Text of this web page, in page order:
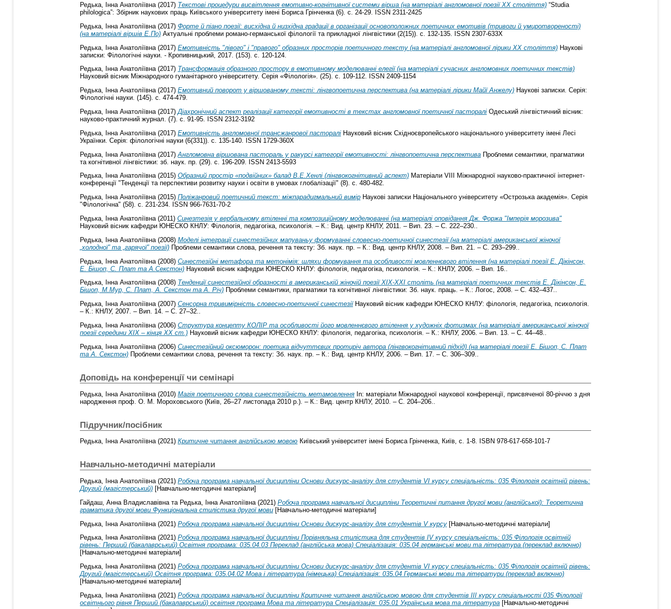
Редька, Інна Анатоліївна (2017) Текстові процедури висвітлення емотивно-когнітивної системи вірша (на матеріалі англомовної поезії XX століття) “Studia
philologica”: Збірник наукових праць Київського університету імені Бориса Грінченка (6). с. 24-29. ISSN 2311-2425
Редька, Інна Анатоліївна (2017) Форте й піано поезії: висхідна й низхідна градації в організації основоположних поетичних емотивів (тривоги й умиротвореності)
(на матеріалі віршів Е.По) Актуальні проблеми романо-германської філології та прикладної лінгвістики (2(15)). с. 132-135. ISSN 2307-633X
Редька, Інна Анатоліївна (2017) Емотивність "лівого" і "правого" образних просторів поетичного тексту (на матеріалі англомовної лірики ХХ століття) Наукові
записки: Філологічні науки. - Кропивницький, 2017. (153). с. 120-124.
Редька, Інна Анатоліївна(2017) Трансформація образного простору в емотивному моделюванні елегії (на матеріалі сучасних англомовних поетичних текстів)
Науковий вісник Міжнародного гуманітарного університету. Серія «Філологія». (25). с. 109-112. ISSN 2409-1154
Редька, Інна Анатоліївна(2017) Емотивний поворот у віршованому тексті: лінгвопоетична перспектива (на матеріалі лірики Майї Анжелу) Наукові записки. Серія:
Філологічні науки. (145). с. 474-479.
Редька, Інна Анатоліївна (2017) Діахронічний аспект реалізації категорії емотивності в текстах англомовної поетичної пасторалі Одеський лінгвістичний вісник:
науково-практичний журнал. (7). с. 91-95. ISSN 2312-3192
Редька, Інна Анатоліївна (2017) Емотивність англомовної трансжанрової пасторалі Науковий вісник Східноєвропейського національного університету імені Лесі
Українки. Серія: філологічні науки (6(331)). с. 135-140. ISSN 1729-360X
Редька, Інна Анатоліївна (2017) Англомовна віршована пастораль у ракурсі категорії емотивності: лінгвопоетична перспектива Проблеми семантики, прагматики
та когнітивної лінгвістики: зб. наук. пр. (29). с. 196-209. ISSN 2413-5593
Редька, Інна Анатоліївна(2015) Образний простір «подвійних» балад В.Е.Хенлі (лінгвокогнітивний аспект) Матеріали VIII Міжнародної науково-практичної інтернет-
конференції "Тенденції та перспективи розвитку науки і освіти в умовах глобалізації" (8). с. 480-482.
Редька, Інна Анатоліївна(2015) Поліжанровий поетичний текст: міжпарадигмальний вимір Наукові записки Національного університету «Острозька академія». Серія
"Філологічна" (58). с. 231-234. ISSN 966-7631-70-2
Редька, Інна Анатоліївна (2011) Синезтезія у вербальному втіленні та композиційному моделюванні (на матеріалі оповідання Дж. Форжа "Імперія морозива"
Науковий вісник кафедри ЮНЕСКО КНЛУ: Філологія, педагогіка, психологія. – К.: Вид. центр КНЛУ, 2011. – Вип. 23. – С. 222–230..
Редька, Інна Анатоліївна (2008) Моделі інтеграції синестезійних мапуваньу формуванні словесно-поетичної синестезії (на матеріалі американської жіночої
„холодної” та „гарячої” поезії) Проблеми семантики слова, речення та тексту: Зб. наук. пр. – К.: Вид. центр КНЛУ, 2008. – Вип. 21. – С. 293–299..
Редька, Інна Анатоліївна (2008) Синестезійні метафора та метонімія: шляхи формування та особливості мовленнєвого втілення (на матеріалі поезії Е. Дікінсон,
Е. Бішоп, С. Плат та А.Секстон) Науковий вісник кафедри ЮНЕСКО КНЛУ: філологія, педагогіка, психологія. – К.: КНЛУ, 2006. – Вип. 16..
Редька, Інна Анатоліївна(2008) Тенденції синестезійної образності в американській жіночій поезії XIX-XXI століть (на матеріалі поетичних текстів Е. Дікінсон, Е.
Бішоп, М.Мур, С. Плат, А. Секстон та А. Річ) Проблеми семантики, прагматики та когнітивної лінгвістики: Зб. наук. праць. – К.: Логос, 2008. – С. 432–437..
Редька, Інна Анатоліївна(2007) Сенсорна тривимірність словесно-поетичної синестезіїНауковий вісник кафедри ЮНЕСКО КНЛУ: філологія, педагогіка, психологія.
– К.: КНЛУ, 2007. – Вип. 14. – С. 27–32..
Редька, Інна Анатоліївна (2006) Структура концепту КОЛІР та особливості його мовленнєвого втілення у художніх фотизмах (на матеріалі американської жіночої
поезії середини ХІХ – кінця ХХ ст.) Науковий вісник кафедри ЮНЕСКО КНЛУ: філологія, педагогіка, психологія. – К.: КНЛУ, 2006. – Вип. 13. – С. 44–48..
Редька, Інна Анатоліївна (2006) Синестезійний оксюморон: поетика відчуттєвих протиріч автора (лінгвокогнітивний підхід) (на матеріалі поезії Е. Бішоп, С. Плат
та А. Секстон) Проблеми семантики слова, речення та тексту: Зб. наук. пр. – К.: Вид. центр КНЛУ, 2006. – Вип. 17. – С. 306–309..
Доповідь на конференції чи семінарі
Редька, Інна Анатоліївна (2010) Магія поетичного слова синестезійність метамовлення In: матеріали Міжнародної наукової конференції, присвяченої 80-річчю з дня
народження проф. О. М. Мороховського (Київ, 26–27 листопада 2010 р.). – К.: Вид. центр КНЛУ, 2010. – С. 204–206..
Підручник/посібник
Редька, Інна Анатоліївна(2021) Критичне читання англійською мовою Київський університет імені Бориса Грінченка, Київ, с. 1-8. ISBN 978-617-658-101-7
Навчально-методичні матеріали
Редька, Інна Анатоліївна(2021) Робоча програма навчальної дисципліни Основи дискурс-аналізу для студентів VІ курсу спеціальність: 035 Філологія освітній рівень:
Другий (магістерський) [Навчально-методичні матеріали]
Гайдаш, Анна Владиславівна та Редька, Інна Анатоліївна (2021) Робоча програма навчальної дисципліни Теоретичні питання другої мови (англійської): Теоретична
граматика другої мови Функціональна стилістика другої мови [Навчально-методичні матеріали]
Редька, Інна Анатоліївна (2021) Робоча програма навчальної дисципліни Основи дискурс-аналізу для студентів V курсу [Навчально-методичні матеріали]
Редька, Інна Анатоліївна(2021) Робоча програма навчальної дисципліни Порівняльна стилістика для студентів ІV курсу спеціальність: 035 Філологія освітній
рівень: Перший (бакалаврський) Освітня програма: 035.04.03 Переклад (англійська мова) Спеціалізація: 035.04 германські мови та література (переклад включно)
[Навчально-методичні матеріали]
Редька, Інна Анатоліївна(2021) Робоча програма навчальної дисципліни Основи дискурс-аналізу для студентів VІ курсу спеціальність: 035 Філологія освітній рівень:
Другий (магістерський) Освітня програма: 035.04.02 Мова і література (німецька) Спеціалізація: 035.04 Германські мови та літератури (переклад включно)
[Навчально-методичні матеріали]
Редька, Інна Анатоліївна(2021) Робоча програма навчальної дисципліни Критичне читання англійською мовою для студентів ІІI курсу спеціальності 035 Філології
освітнього рівня Перший (бакалаврський) освітня програма Мова та література Спеціалізація: 035.01 Українська мова та література [Навчально-методичні